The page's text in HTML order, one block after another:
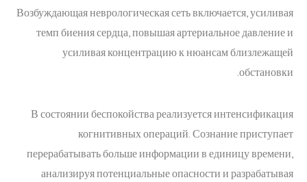
Возбуждающая неврологическая сеть включается, усиливая
темп биения сердца, повышая артериальное давление и
усиливая концентрацию к нюансам близлежащей
обстановки.
В состоянии беспокойства реализуется интенсификация
когнитивных операций. Сознание приступает
перерабатывать больше информации в единицу времени,
анализируя потенциальные опасности и разрабатывая